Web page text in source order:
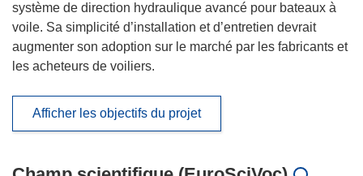
système de direction hydraulique avancé pour bateaux à
voile. Sa simplicité d’installation et d’entretien devrait
augmenter son adoption sur le marché par les fabricants et
les acheteurs de voiliers.
Afficher les objectifs du projet